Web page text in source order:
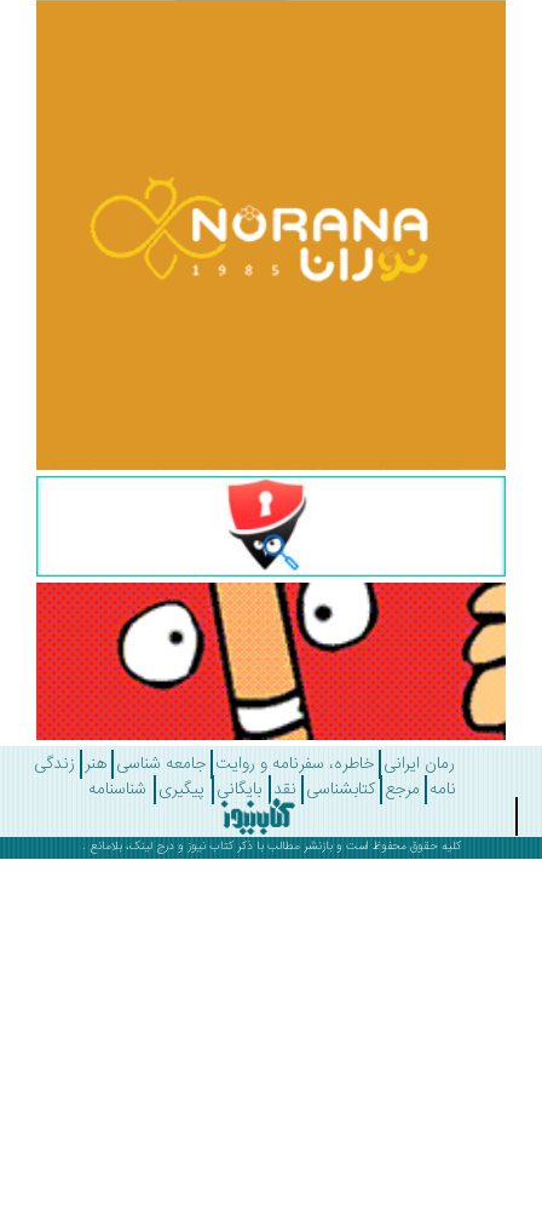
رمان ایرانی خاطره، سفرنامه و روایت جامعه شناسی هنر زندگی
مرجع کتابشناسی نقد بایگانی پیگیری شناسنامه
کلیه حقوق محفوظ است و بازنشر مطالب با ذکرکتاب نیوز و درج لینک، بلامانع .